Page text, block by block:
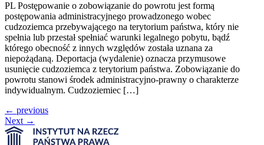
PL Postępowanie o zobowiązanie do powrotu jest formą
postępowania administracyjnego prowadzonego wobec
cudzoziemca przebywającego na terytorium państwa, który nie
spełnia lub przestał spełniać warunki legalnego pobytu, bądź
którego obecność z innych względów została uznana za
niepożądaną. Deportacja (wydalenie) oznacza przymusowe
usunięcie cudzoziemca z terytorium państwa. Zobowiązanie do
powrotu stanowi środek administracyjno-prawny o charakterze
indywidualnym. Cudzoziemiec […]
← previous
Next →